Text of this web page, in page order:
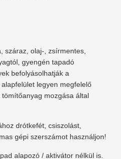
száraz, olaj-, zsírmentes,
gyengén tapadó
befolyásolhatják a
alapfelület legyen megfelelő
mozgása által
drótkefét, csiszolást,
gépi szerszámot használjon!
alapozó / aktivátor nélkül is.